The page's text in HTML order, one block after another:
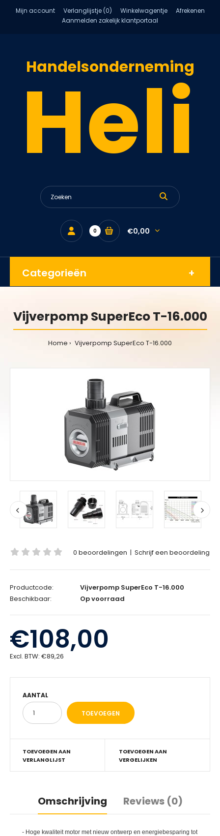
Mijn account Verlanglijstje (0) Winkelwagentje
Afrekenen
Aanmelden zakelijk klantportaal
Handelsonderneming
Heli
0 €0,00
Categorieën
Vijverpomp SuperEco T-16.000
Home Vijverpomp SuperEco T-16.000
0 beoordelingen | Schrijf een beoordeling
Productcode:
Vijverpomp SuperEco T-16.000
Beschikbaar:
Op voorraad
€108,00
Excl. BTW: €89,26
AANTAL
TOEVOEGEN AAN
VERLANGLIJST
TOEVOEGEN AAN
VERGELIJKEN
Omschrijving Reviews (0)
- Hoge kwaliteit motor met nieuw ontwerp en energiebesparing tot